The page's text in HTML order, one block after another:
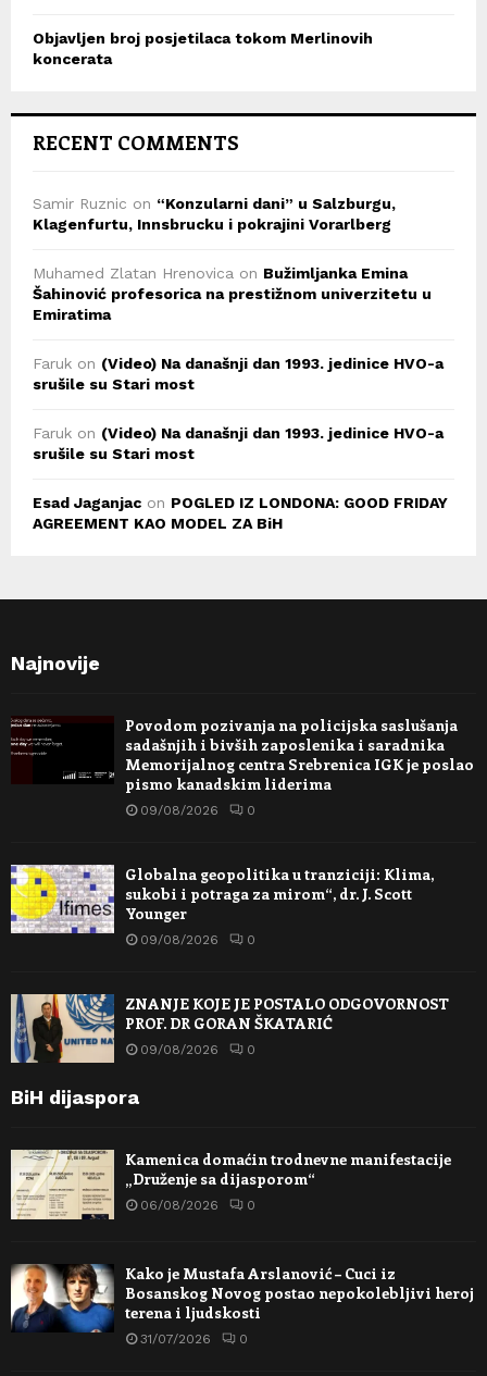
Objavljen broj posjetilaca tokom Merlinovih
koncerata
RECENT COMMENTS
Samir Ruznic on “Konzularni dani” u Salzburgu,
Klagenfurtu, Innsbrucku i pokrajini Vorarlberg
Muhamed Zlatan Hrenovica on Bužimljanka Emina
Šahinović profesorica na prestižnom univerzitetu u
Emiratima
Faruk on (Video) Na današnji dan 1993. jedinice HVO-a
srušile su Stari most
Faruk on (Video) Na današnji dan 1993. jedinice HVO-a
srušile su Stari most
Esad Jaganjac on POGLED IZ LONDONA: GOOD FRIDAY
AGREEMENT KAO MODEL ZA BiH
Najnovije
Povodom pozivanja na policijska saslušanja
sadašnjih i bivših zaposlenika i saradnika
Memorijalnog centra Srebrenica IGK je poslao
pismo kanadskim liderima
09/08/2026 0
Globalna geopolitika u tranziciji: Klima,
sukobi i potraga za mirom“, dr. J. Scott
Younger
09/08/2026 0
ZNANJE KOJE JE POSTALO ODGOVORNOST
PROF. DR GORAN ŠKATARIĆ
09/08/2026 0
BiH dijaspora
Kamenica domaćin trodnevne manifestacije
„Druženje sa dijasporom“
06/08/2026 0
Kako je Mustafa Arslanović – Cuci iz
Bosanskog Novog postao nepokolebljivi heroj
terena i ljudskosti
31/07/2026 0